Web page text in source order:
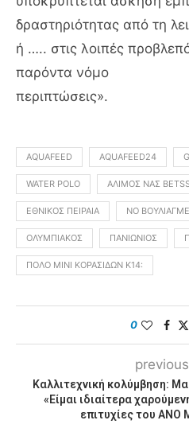
δραστηριότητας από τη
ή ….. στις λοιπές
παρόντα νόμο
περιπτώσεις».
AQUAFEED AQUAFEED24
WATER POLO ΑΛΙΜΟΣ ΝΑΣ
ΕΘΝΙΚΌΣ ΠΕΙΡΑΙΆ ΝΟ
ΟΛΥΜΠΙΑΚΌΣ ΠΑΝΙΏΝΙΟΣ
ΠΌΛΟ ΜΊΝΙ ΚΟΡΑΣΊΔΩΝ Κ14:
0
Καλλιτεχνική κολύμβηση:
«Είμαι ιδιαίτερα
επιτυχίες του